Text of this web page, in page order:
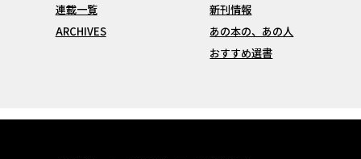
連載一覧
ARCHIVES
新刊情報
あの本の、あの人
おすすめ選書